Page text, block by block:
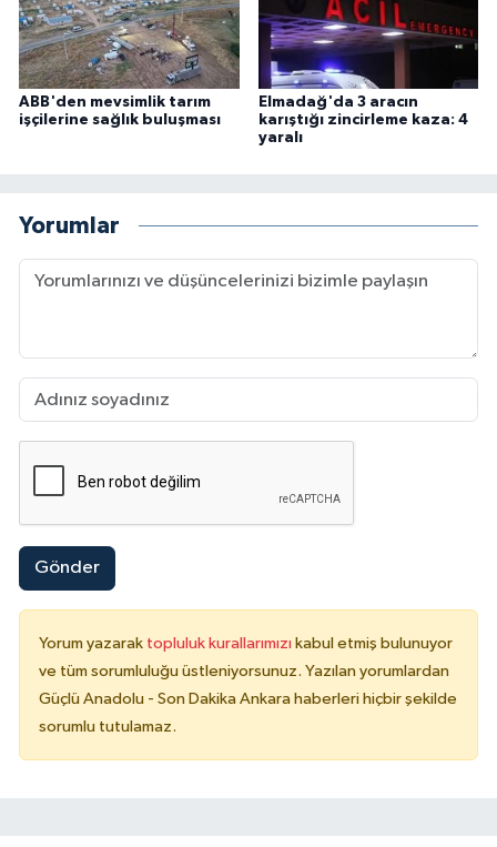
ABB'den mevsimlik tarım
işçilerine sağlık buluşması
Elmadağ'da 3 aracın
karıştığı zincirleme kaza: 4
yaralı
Yorumlar
Gönder
Yorum yazarak topluluk kurallarımızı kabul etmiş bulunuyor
ve tüm sorumluluğu üstleniyorsunuz. Yazılan yorumlardan
Güçlü Anadolu - Son Dakika Ankara haberleri hiçbir şekilde
sorumlu tutulamaz.